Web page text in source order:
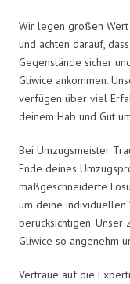
Wir legen großen
und achten darauf,
Gegenstände sicher
Gliwice ankommen.
verfügen über viel
deinem Hab und Gut
Bei Umzugsmeister
Ende deines
maßgeschneiderte
um deine individuellen
berücksichtigen. Unser
Gliwice so angenehm
Vertraue auf die